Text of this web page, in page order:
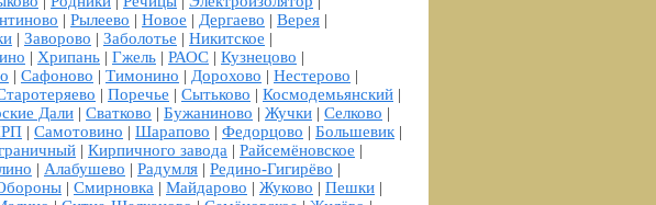
| Рылеево | Новое | Дергаево | Верея |
| Заворово | Заболотье | Никитское |
| Хрипань | Гжель | РАОС | Кузнецово |
| Сафоново | Тимонино | Дорохово | Нестерово |
| Поречье | Сытьково | Космодемьянский |
Дали | Сватково | Бужаниново | Жучки | Селково |
| Самотовино | Шарапово | Федорцово | Большевик |
| Кирпичного завода | Райсемёновское |
| Алабушево | Радумля | Редино-Гигирёво |
| Смирновка | Майдарово | Жуково | Пешки |